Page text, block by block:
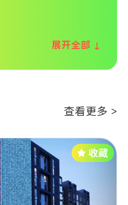
展开全部 ↓
查看更多 >